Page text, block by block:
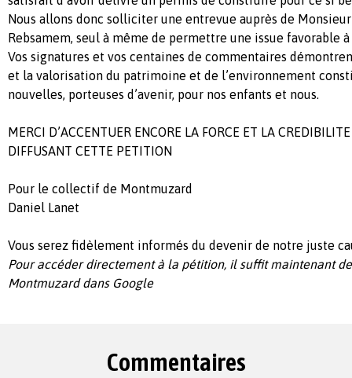
Nous allons donc solliciter une entrevue auprès de
Rebsamem, seul à même de permettre une issue favorable
Vos signatures et vos centaines de commentaires
et la valorisation du patrimoine et de l’environnement
nouvelles, porteuses d’avenir, pour nos enfants et nous.
MERCI D’ACCENTUER ENCORE LA FORCE ET LA
DIFFUSANT CETTE PETITION
Pour le collectif de Montmuzard
Daniel Lanet
Vous serez fidèlement informés du devenir de notre juste
Pour accéder directement à la pétition, il suffit maintenant
Montmuzard dans Google
Commentaires